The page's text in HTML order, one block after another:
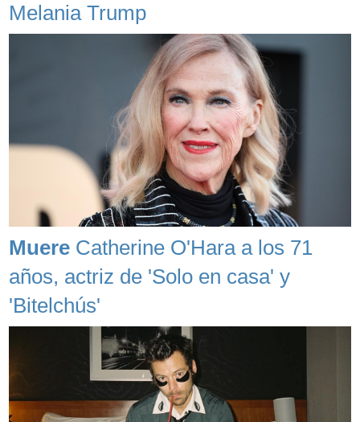
Melania Trump
Muere Catherine O'Hara a los 71
años, actriz de 'Solo en casa' y
'Bitelchús'